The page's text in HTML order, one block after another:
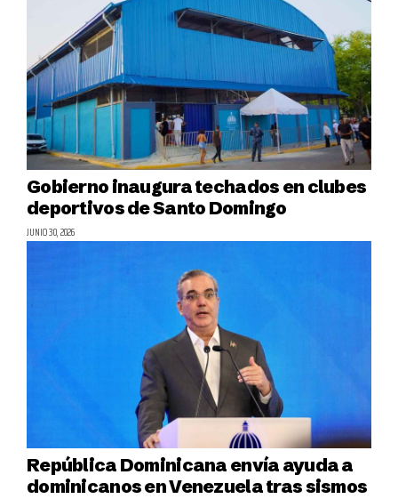
Gobierno inaugura techados en clubes
deportivos de Santo Domingo
JUNIO 30, 2026
República Dominicana envía ayuda a
dominicanos en Venezuela tras sismos